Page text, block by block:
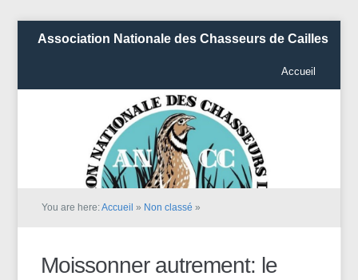
Association Nationale des Chasseurs de Cailles
Accueil
You are here:Accueil » Non classé »
Moissonner autrement: le